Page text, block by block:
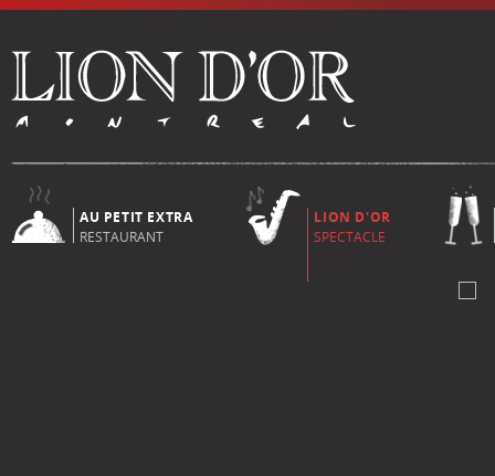
AU PETIT EXTRA
RESTAURANT
LION D'OR
SPECTACLE